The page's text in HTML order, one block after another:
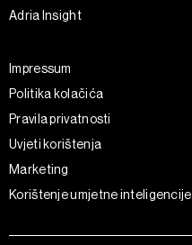
Adria Insight
Impressum
Politika kolačića
Pravila privatnosti
Uvjeti korištenja
Marketing
Korištenje umjetne inteligencije